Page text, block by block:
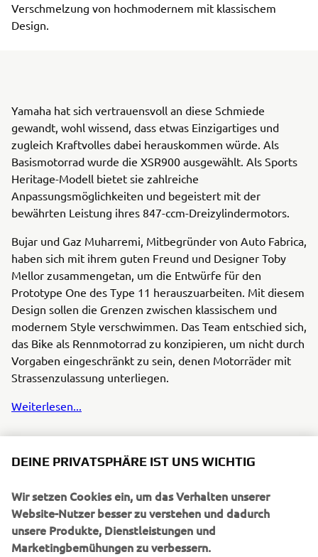
Verschmelzung von hochmodernem mit klassischem
Design.
Yamaha hat sich vertrauensvoll an diese Schmiede
gewandt, wohl wissend, dass etwas Einzigartiges und
zugleich Kraftvolles dabei herauskommen würde. Als
Basismotorrad wurde die XSR900 ausgewählt. Als Sports
Heritage-Modell bietet sie zahlreiche
Anpassungsmöglichkeiten und begeistert mit der
bewährten Leistung ihres 847-ccm-Dreizylindermotors.
Bujar und Gaz Muharremi, Mitbegründer von Auto Fabrica,
haben sich mit ihrem guten Freund und Designer Toby
Mellor zusammengetan, um die Entwürfe für den
Prototype One des Type 11 herauszuarbeiten. Mit diesem
Design sollen die Grenzen zwischen klassischem und
modernem Style verschwimmen. Das Team entschied sich,
das Bike als Rennmotorrad zu konzipieren, um nicht durch
Vorgaben eingeschränkt zu sein, denen Motorräder mit
Strassenzulassung unterliegen.
Weiterlesen...
UNTERNEHMEN
B2B
DEINE PRIVATSPHÄRE IST UNS WICHTIG
Wir setzen Cookies ein, um das Verhalten unserer
Website-Nutzer besser zu verstehen und dadurch
unsere Produkte, Dienstleistungen und
Marketingbemühungen zu verbessern.